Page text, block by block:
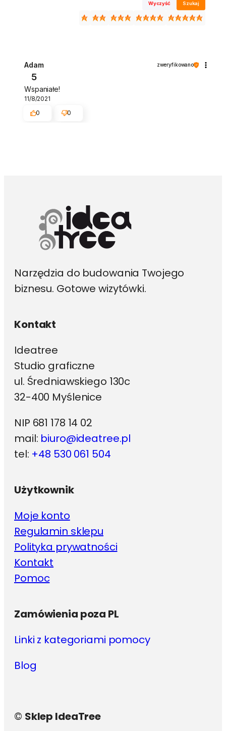
Wyczyść Szukaj
Adam zweryfikowano
5
Wspaniałe!
11/8/2021
0
0
Narzędzia do budowania Twojego
biznesu. Gotowe wizytówki.
Kontakt
Ideatree
Studio graficzne
ul. Średniawskiego 130c
32-400 Myślenice
NIP 681 178 14 02
mail: biuro@ideatree.pl
tel: +48 530 061 504
Użytkownik
Moje konto
Regulamin sklepu
Polityka prywatności
Kontakt
Pomoc
Zamówienia poza PL
Linki z kategoriami pomocy
Blog
© Sklep IdeaTree